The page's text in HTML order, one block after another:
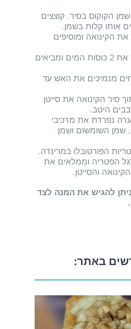
הקוקוס בסיר. קוצצים
אותו קלות בשמן.
את הקינואה ומוסיפים
3. מוסיפים לסיר את 2 כוסות המים ומביאים
מנמיכים את האש עד
סיר הקינואה את סייטן
היטב.
נפרדת את מרכיבי
שמן השומשום ושמן
הפטריה וממלאים את
והסייטן.
להגיש את המנה לצד
באתר: